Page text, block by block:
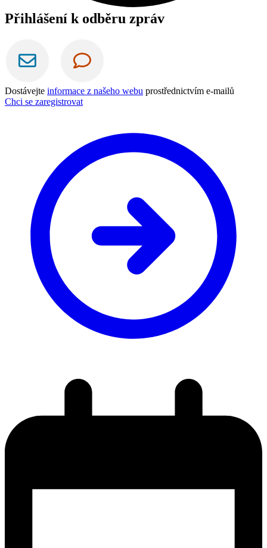
Přihlášení k odběru zpráv
Dostávejte informace z našeho webu prostřednictvím e-mailů
Chci se zaregistrovat